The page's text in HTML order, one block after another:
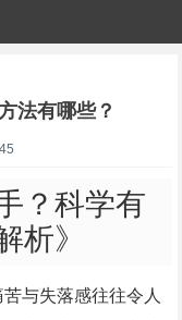
法有哪些？
？科学有
析》
与失落感往往令人